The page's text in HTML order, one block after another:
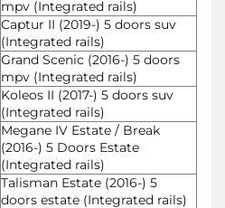
mpv (Integrated rails)
Captur II (2019-) 5 doors suv
(Integrated rails)
Grand Scenic (2016-) 5 doors
mpv (Integrated rails)
Koleos II (2017-) 5 doors suv
(Integrated rails)
Megane IV Estate / Break
(2016-) 5 Doors Estate
(Integrated rails)
Talisman Estate (2016-) 5
doors estate (Integrated rails)